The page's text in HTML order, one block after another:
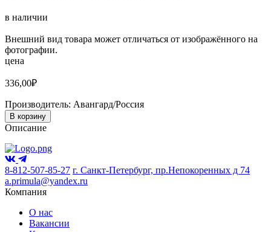
в наличии
Внешний вид товара может отличаться от изображённого на
фотографии.
цена
336,00₽
Производитель: Авангард/Россия
В корзину
Описание
8-812-507-85-27 г. Санкт-Петербург, пр.Непокоренных д 74
a.primula@yandex.ru
Компания
О нас
Вакансии